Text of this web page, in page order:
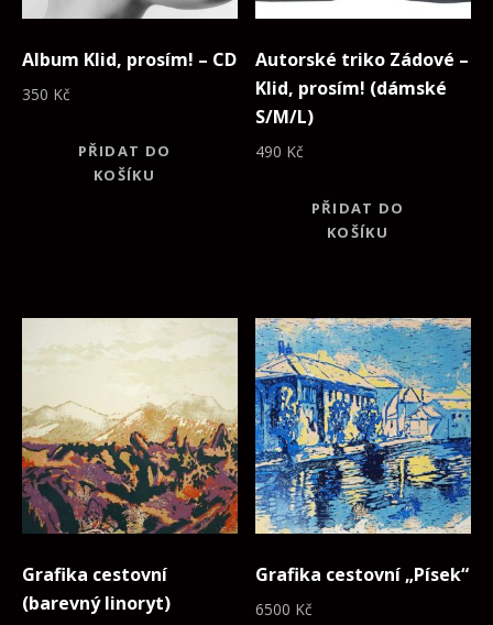
Album Klid, prosím! – CD
350 Kč
PŘIDAT DO
KOŠÍKU
Autorské triko Zádové –
Klid, prosím! (dámské
S/M/L)
490 Kč
PŘIDAT DO
KOŠÍKU
Grafika cestovní
(barevný linoryt)
Grafika cestovní „Písek“
6500 Kč